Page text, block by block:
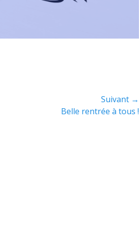
Suivant →
Belle rentrée à tous !